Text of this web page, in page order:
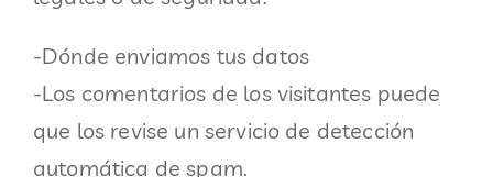
-Dónde enviamos tus datos
-Los comentarios de los visitantes puede
que los revise un servicio de detección
automática de spam.